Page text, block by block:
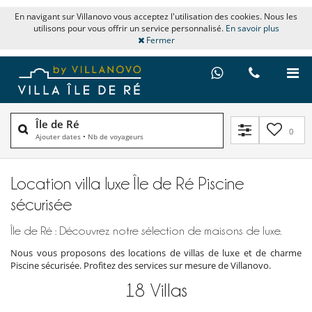
En navigant sur Villanovo vous acceptez l'utilisation des cookies. Nous les
utilisons pour vous offrir un service personnalisé. En savoir plus
Fermer
Île de Ré
Ajouter dates • Nb de voyageurs 0
Location villa luxe Île de Ré Piscine
sécurisée
Île de Ré : Découvrez notre sélection de maisons de luxe.
Nous vous proposons des locations de villas de luxe et de charme
Piscine sécurisée. Profitez des services sur mesure de Villanovo.
18 Villas